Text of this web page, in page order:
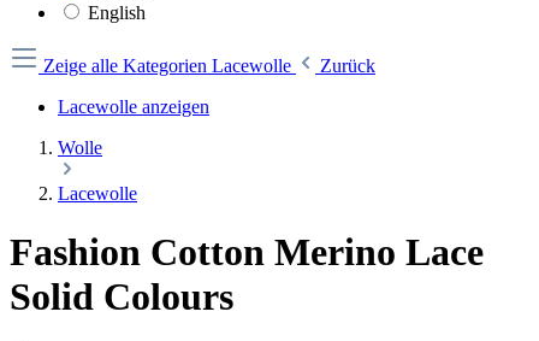
English
Zeige alle Kategorien Lacewolle
Zurück
Lacewolle anzeigen
Wolle
Lacewolle
Fashion Cotton Merino Lace
Solid Colours